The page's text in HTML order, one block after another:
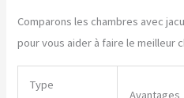
Comparons les chambres avec
pour vous aider à faire le meilleur
Type
Avantages